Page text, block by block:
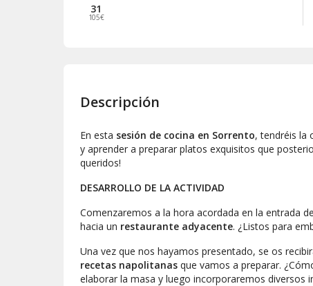
31
105€
Descripción
En esta sesión de cocina en Sorrento, tendréis la
y aprender a preparar platos exquisitos que
queridos!
DESARROLLO DE LA ACTIVIDAD
Comenzaremos a la hora acordada en la entrada
hacia un restaurante adyacente. ¿Listos para
Una vez que nos hayamos presentado, se os
recetas napolitanas que vamos a preparar.
elaborar la masa y luego incorporaremos diversos